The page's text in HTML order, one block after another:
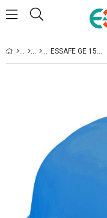
ESSAFE GE 1537 -VIDALI EKO.BARET, MAVI -9E2042- İŞ GÜVENLIĞI